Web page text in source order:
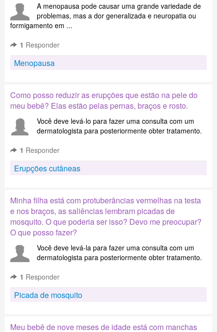
A menopausa pode causar uma grande variedade de
problemas, mas a dor generalizada e neuropatia ou
formigamento em ...
1 Responder
Menopausa
Como posso reduzir as erupções que estão na pele do
meu bebê? Elas estão pelas pernas, braços e rosto.
Você deve levá-lo para fazer uma consulta com um
dermatologista para posteriormente obter tratamento.
1 Responder
Erupções cutâneas
Minha filha está com protuberâncias vermelhas na testa
e nos braços, as saliências lembram picadas de
mosquito. O que poderia ser isso? Devo me preocupar?
O que posso fazer?
Você deve levá-la para fazer uma consulta com um
dermatologista para posteriormente obter tratamento.
1 Responder
Picada de mosquito
Meu bebê de nove meses de idade está com manchas